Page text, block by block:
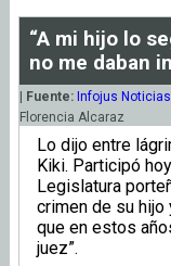
“A mi hijo lo
no me daban
Fuente: Infojus Noticias
Florencia Alcaraz
Lo dijo entre
Kiki. Participó
Legislatura
crimen de su hijo
que en estos
juez”.